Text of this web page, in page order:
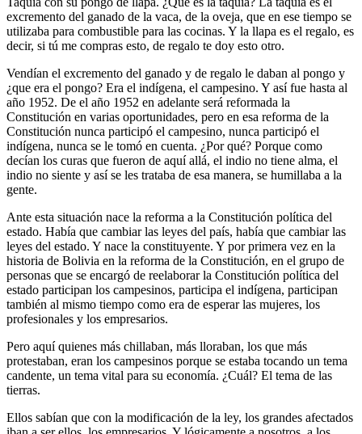
excremento del ganado de la vaca, de la oveja, que en ese tiempo se
utilizaba para combustible para las cocinas. Y la llapa es el regalo, es
decir, si tú me compras esto, de regalo te doy esto otro.
Vendían el excremento del ganado y de regalo le daban al pongo y
¿que era el pongo? Era el indígena, el campesino. Y así fue hasta al
año 1952. De el año 1952 en adelante será reformada la
Constitución en varias oportunidades, pero en esa reforma de la
Constitución nunca participó el campesino, nunca participó el
indígena, nunca se le tomó en cuenta. ¿Por qué? Porque como
decían los curas que fueron de aquí allá, el indio no tiene alma, el
indio no siente y así se les trataba de esa manera, se humillaba a la
gente.
Ante esta situación nace la reforma a la Constitución política del
estado. Había que cambiar las leyes del país, había que cambiar las
leyes del estado. Y nace la constituyente. Y por primera vez en la
historia de Bolivia en la reforma de la Constitución, en el grupo de
personas que se encargó de reelaborar la Constitución política del
estado participan los campesinos, participa el indígena, participan
también al mismo tiempo como era de esperar las mujeres, los
profesionales y los empresarios.
Pero aquí quienes más chillaban, más lloraban, los que más
protestaban, eran los campesinos porque se estaba tocando un tema
candente, un tema vital para su economía. ¿Cuál? El tema de las
tierras.
Ellos sabían que con la modificación de la ley, los grandes afectados